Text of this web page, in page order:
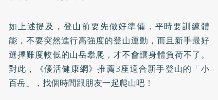
如上述提及，登山前要先做好準備，平時要訓練體
能，不要突然進行高強度的登山運動，而且新手最好
選擇難度較低的山岳攀爬，才不會讓身體負荷不了。
對此，《優活健康網》推薦3座適合新手登山的「小
百岳」，找個時間跟朋友一起爬山吧！